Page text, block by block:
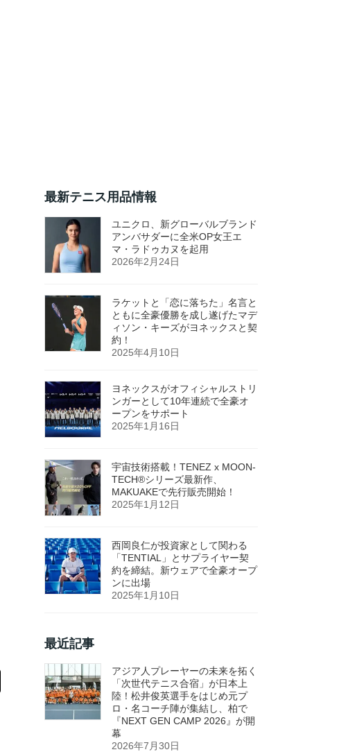
最新テニス用品情報
ユニクロ、新グローバルブランド
アンバサダーに全米OP女王エ
マ・ラドゥカヌを起用
2026年2月24日
ラケットと「恋に落ちた」名言と
ともに全豪優勝を成し遂げたマデ
ィソン・キーズがヨネックスと契
約！
2025年4月10日
ヨネックスがオフィシャルストリ
ンガーとして10年連続で全豪オ
ープンをサポート
2025年1月16日
宇宙技術搭載！TENEZ x MOON-
TECH®シリーズ最新作、
MAKUAKEで先行販売開始！
2025年1月12日
西岡良仁が投資家として関わる
「TENTIAL」とサプライヤー契
約を締結。新ウェアで全豪オープ
ンに出場
2025年1月10日
最近記事
アジア人プレーヤーの未来を拓く
「次世代テニス合宿」が日本上
陸！松井俊英選手をはじめ元プ
ロ・名コーチ陣が集結し、柏で
『NEXT GEN CAMP 2026』が開
幕
2026年7月30日